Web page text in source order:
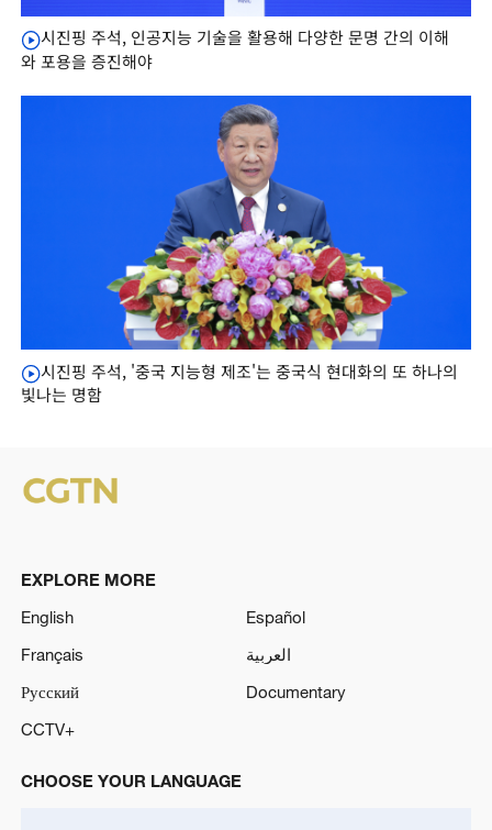
시진핑 주석, 인공지능 기술을 활용해 다양한 문명 간의 이해
와 포용을 증진해야
시진핑 주석, '중국 지능형 제조'는 중국식 현대화의 또 하나의
빛나는 명함
EXPLORE MORE
English
Español
Français
العربية
Русский
Documentary
CCTV+
CHOOSE YOUR LANGUAGE